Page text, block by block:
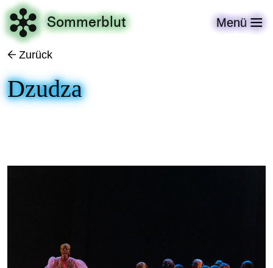
 Sommerblut Menü 
← Zurück
Dzudza